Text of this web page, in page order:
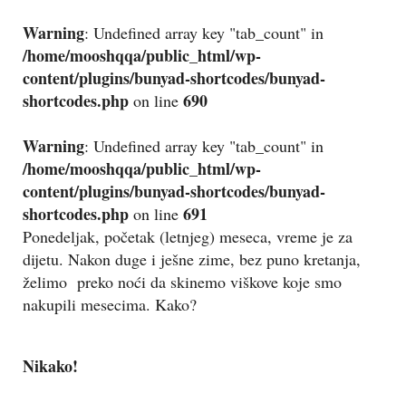
Warning: Undefined array key "tab_count" in
/home/mooshqqa/public_html/wp-
content/plugins/bunyad-shortcodes/bunyad-
shortcodes.php on line 690
Warning: Undefined array key "tab_count" in
/home/mooshqqa/public_html/wp-
content/plugins/bunyad-shortcodes/bunyad-
shortcodes.php on line 691
Ponedeljak, početak (letnjeg) meseca, vreme je za
dijetu. Nakon duge i ješne zime, bez puno kretanja,
želimo preko noći da skinemo viškove koje smo
nakupili mesecima. Kako?
Nikako!